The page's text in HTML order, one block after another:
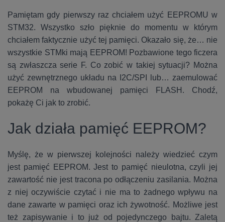
Pamiętam gdy pierwszy raz chciałem użyć EEPROMU w
STM32. Wszystko szło pięknie do momentu w którym
chciałem faktycznie użyć tej pamięci. Okazało się, że… nie
wszystkie STMki mają EEPROM! Pozbawione tego ficzera
są zwłaszcza serie F. Co zobić w takiej sytuacji? Można
użyć zewnętrznego układu na I2C/SPI lub… zaemulować
EEPROM na wbudowanej pamięci FLASH. Chodź,
pokażę Ci jak to zrobić.
Jak działa pamięć EEPROM?
Myślę, że w pierwszej kolejności należy wiedzieć czym
jest pamięć EEPROM. Jest to pamięć nieulotna, czyli jej
zawartość nie jest tracona po odłączeniu zasilania. Można
z niej oczywiście czytać i nie ma to żadnego wpływu na
dane zawarte w pamięci oraz ich żywotność. Możliwe jest
też zapisywanie i to już od pojedynczego bajtu. Zaletą